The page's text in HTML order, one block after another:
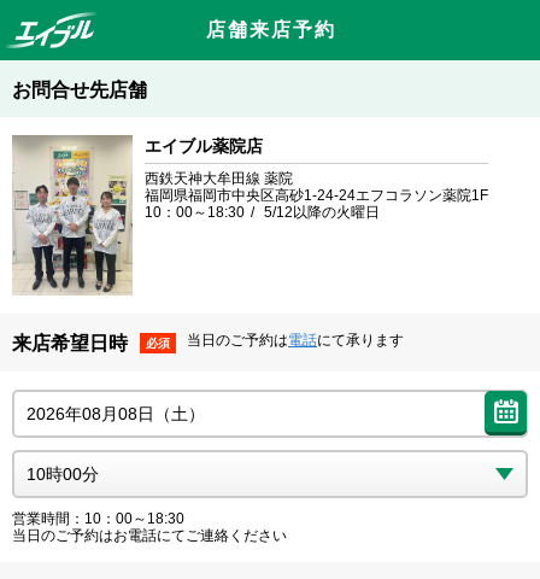
店舗来店予約
お問合せ先店舗
エイブル薬院店
西鉄天神大牟田線 薬院
福岡県福岡市中央区高砂1-24-24エフコラソン薬院1F
10：00～18:30
5/12以降の火曜日
来店希望日時 必須 当日のご予約は電話にて承ります
営業時間：10：00～18:30
当日のご予約はお電話にてご連絡ください